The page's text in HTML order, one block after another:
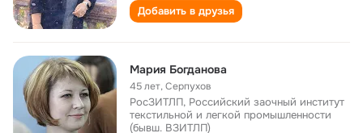
Добавить в друзья
Мария Богданова
45 лет,Серпухов
РосЗИТЛП, Российский заочный институт
текстильной и легкой промышленности
(бывш. ВЗИТЛП)